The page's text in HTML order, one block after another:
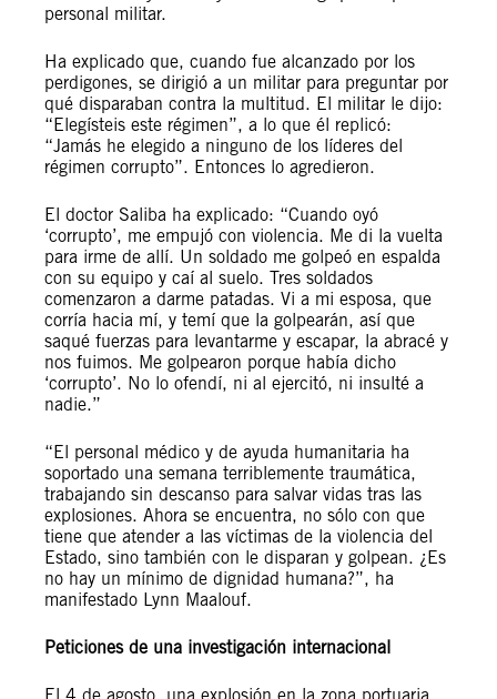
personal militar.
Ha explicado que, cuando fue alcanzado por los
perdigones, se dirigió a un militar para preguntar por
qué disparaban contra la multitud. El militar le dijo:
“Elegísteis este régimen”, a lo que él replicó:
“Jamás he elegido a ninguno de los líderes del
régimen corrupto”. Entonces lo agredieron.
El doctor Saliba ha explicado: “Cuando oyó
‘corrupto’, me empujó con violencia. Me di la vuelta
para irme de allí. Un soldado me golpeó en espalda
con su equipo y caí al suelo. Tres soldados
comenzaron a darme patadas. Vi a mi esposa, que
corría hacia mí, y temí que la golpearán, así que
saqué fuerzas para levantarme y escapar, la abracé y
nos fuimos. Me golpearon porque había dicho
‘corrupto’. No lo ofendí, ni al ejercitó, ni insulté a
nadie.”
“El personal médico y de ayuda humanitaria ha
soportado una semana terriblemente traumática,
trabajando sin descanso para salvar vidas tras las
explosiones. Ahora se encuentra, no sólo con que
tiene que atender a las víctimas de la violencia del
Estado, sino también con le disparan y golpean. ¿Es
no hay un mínimo de dignidad humana?”, ha
manifestado Lynn Maalouf.
Peticiones de una investigación internacional